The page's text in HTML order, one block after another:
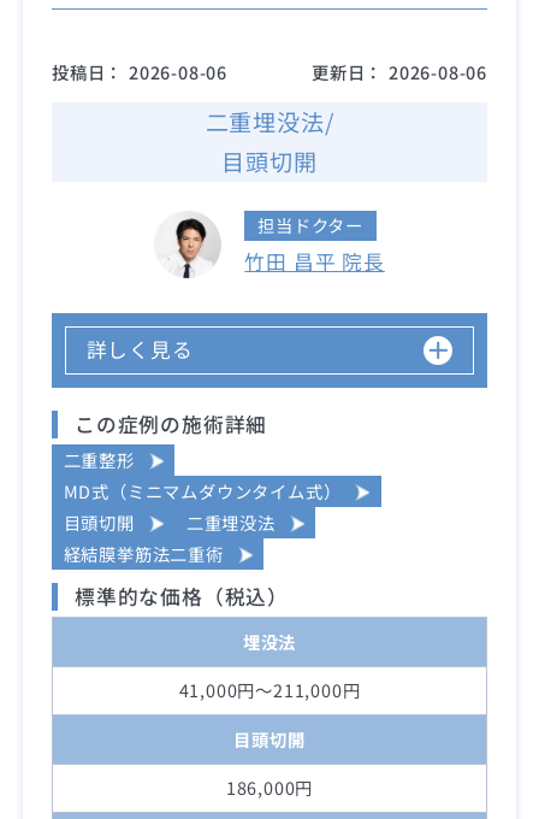
投稿日： 2026-08-06 更新日： 2026-08-06
二重埋没法/
目頭切開
担当ドクター
竹田 昌平 院長
詳しく見る
この症例の施術詳細
二重整形
MD式（ミニマムダウンタイム式）
目頭切開
二重埋没法
経結膜挙筋法二重術
標準的な価格（税込）
埋没法
41,000円～211,000円
目頭切開
186,000円